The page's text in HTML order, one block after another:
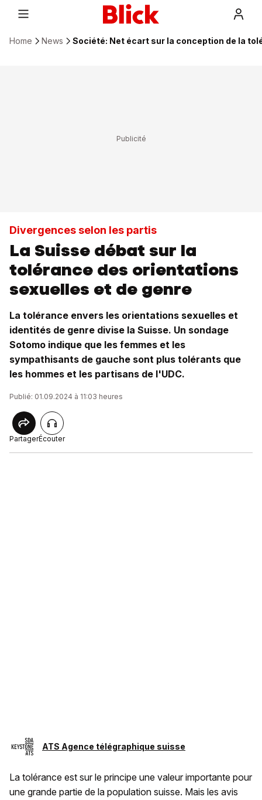
Home News Société: Net écart sur la conception de la
Divergences selon les partis
La Suisse débat sur la
tolérance des orientations
sexuelles et de genre
La tolérance envers les orientations sexuelles et
identités de genre divise la Suisse. Un sondage
Sotomo indique que les femmes et les
sympathisants de gauche sont plus tolérants que
les hommes et les partisans de l'UDC.
Publié: 01.09.2024 à 11:03 heures
PartagerÉcouter
ATS Agence télégraphique suisse
La tolérance est sur le principe une valeur importante pour
une grande partie de la population suisse. Mais les avis